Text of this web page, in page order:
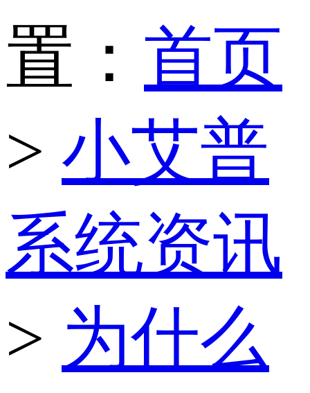
置： 首页
> 小艾普
系统资讯
> 为什么